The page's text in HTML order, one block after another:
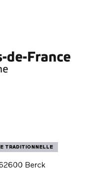
TRADITIONNELLE
Berck